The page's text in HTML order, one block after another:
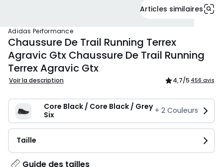
Articles similaires
adidas Performance
Chaussure De Trail Running Terrex
Agravic Gtx Chaussure De Trail Running
Terrex Agravic Gtx
Voir la description 4,7/5 456 avis
Core Black / Core Black / Grey
Six
+ 2 Couleurs
Taille
Guide des tailles